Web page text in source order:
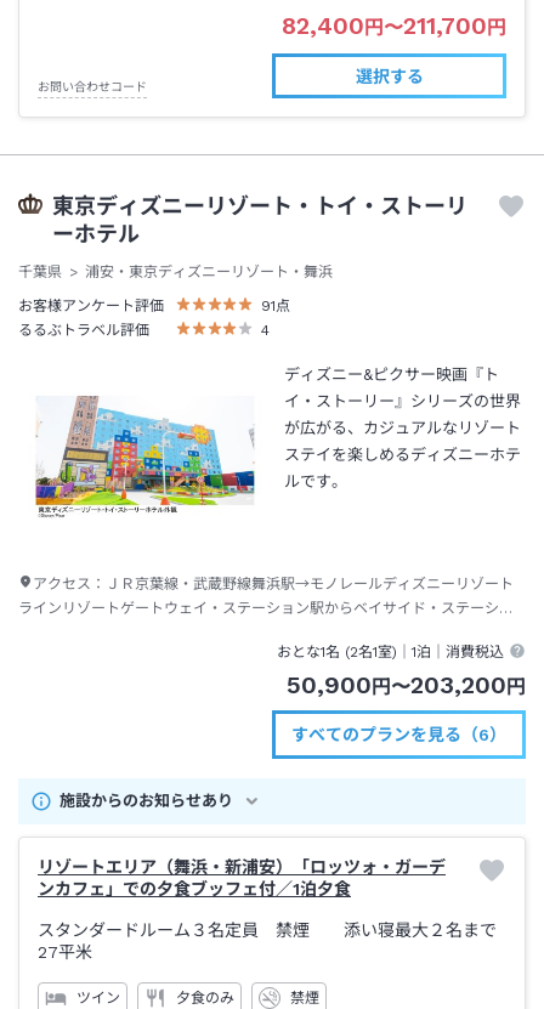
82,400 円 〜211,700 円
お問い合わせコード
選択する
東京ディズニーリゾート・トイ・ストーリ
ーホテル
千葉県
浦安・東京ディズニーリゾート・舞浜
お客様アンケート評価
91点
るるぶトラベル評価
4
ディズニー&ピクサー映画『ト
イ・ストーリー』シリーズの世界
が広がる、カジュアルなリゾート
ステイを楽しめるディズニーホテ
ルです。
アクセス： ＪＲ京葉線・武蔵野線舞浜駅→モノレールディズニーリゾート
ラインリゾートゲートウェイ・ステーション駅からベイサイド・ステーショ
おとな1名 (2名1室)｜1泊 ｜消費税込
50,900円〜203,200円
すべてのプランを見る（6）
施設からのお知らせあり
リゾートエリア（舞浜・新浦安）「ロッツォ・ガーデ
ンカフェ」での夕食ブッフェ付／1泊夕食
スタンダードルーム３名定員 禁煙 添い寝最大２名まで
27平米
ツイン 夕食のみ 禁煙